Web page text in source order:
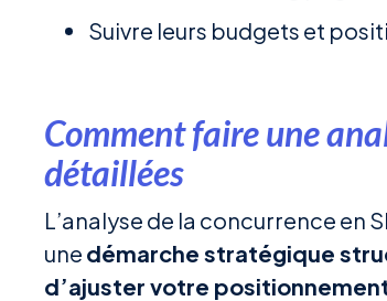
Suivre leurs budgets et
Comment faire une
détaillées
L’analyse de la concurrence en
une démarche stratégique
d’ajuster votre